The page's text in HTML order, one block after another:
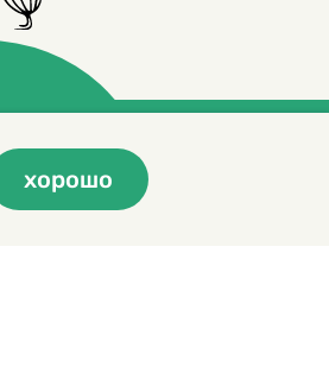
хорошо